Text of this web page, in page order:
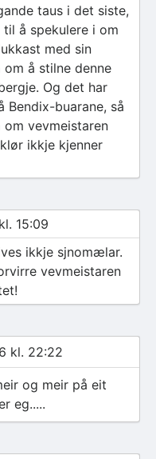
taus i det siste,
å spekulere i om
med sin
om å stilne denne
Og det har
Bendix-buarane, så
vevmeistaren
ikkje kjenner
15:09
ikkje sjnomælar.
vevmeistaren
kl. 22:22
og meir på eit
eg.....